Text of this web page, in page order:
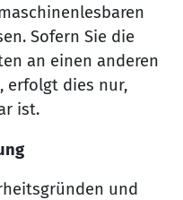
Sofern Sie die
an einen anderen
erfolgt dies nur,
ist.
und